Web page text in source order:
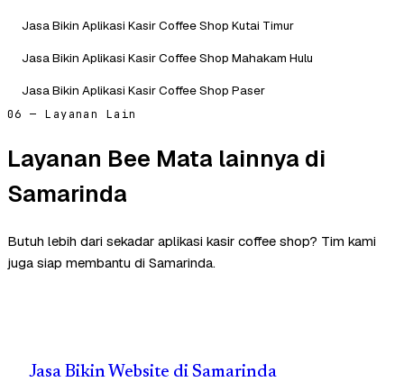
Jasa Bikin Aplikasi Kasir Coffee Shop Kutai Timur
Jasa Bikin Aplikasi Kasir Coffee Shop Mahakam Hulu
Jasa Bikin Aplikasi Kasir Coffee Shop Paser
06 — Layanan Lain
Layanan Bee Mata lainnya di
Samarinda
Butuh lebih dari sekadar aplikasi kasir coffee shop? Tim kami
juga siap membantu di Samarinda.
Jasa Bikin Website di Samarinda